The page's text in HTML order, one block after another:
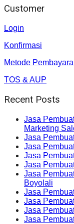
Customer
Login
Konfirmasi
Metode
TOS & AUP
Recent Posts
Jasa
Marketing
Jasa
Jasa
Jasa
Jasa
Jasa
Boyolali
Jasa
Jasa
Jasa
Jasa